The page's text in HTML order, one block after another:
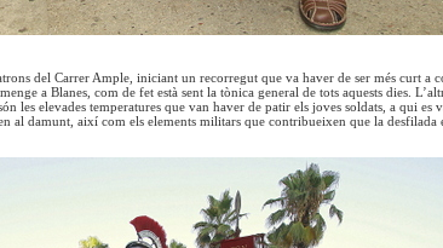
del Carrer Ample, iniciant un recorregut que va haver de ser més curt a
a Blanes, com de fet està sent la tònica general de tots aquests dies.
les elevades temperatures que van haver de patir els joves soldats, a qui es
al damunt, així com els elements militars que contribueixen que la desfilada